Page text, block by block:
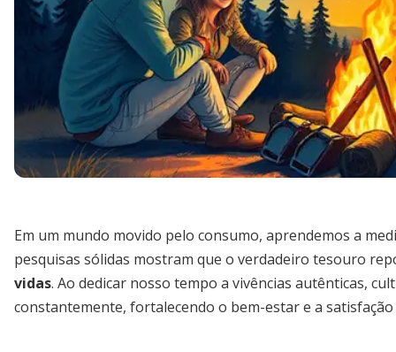
Em um mundo movido pelo consumo, aprendemos a
pesquisas sólidas mostram que o verdadeiro tesouro
vidas. Ao dedicar nosso tempo a vivências autênticas,
constantemente, fortalecendo o bem-estar e a satisfação